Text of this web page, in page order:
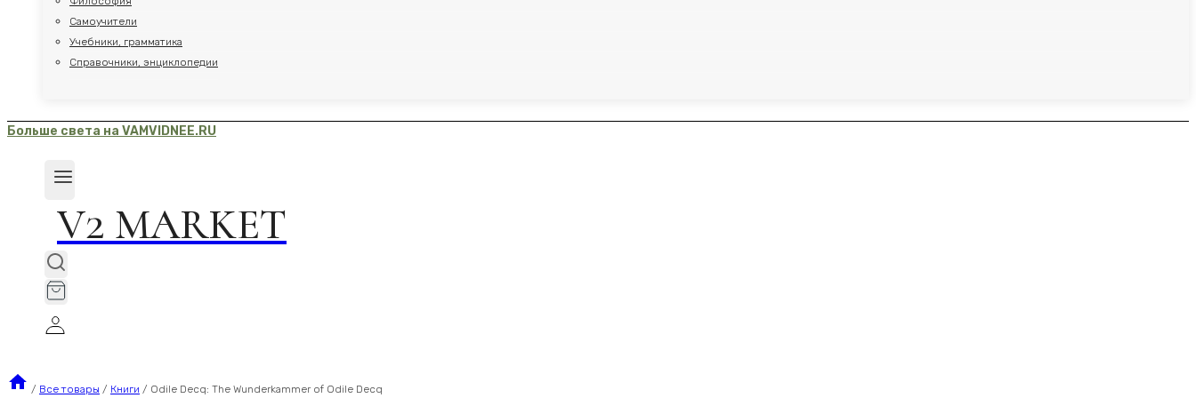
Самоучители
Учебники, грамматика
Справочники, энциклопедии
Больше света на VAMVIDNEE.RU
V2 MARKET
/ Все товары / Книги / Odile Decq: The Wunderkammer of Odile Decq